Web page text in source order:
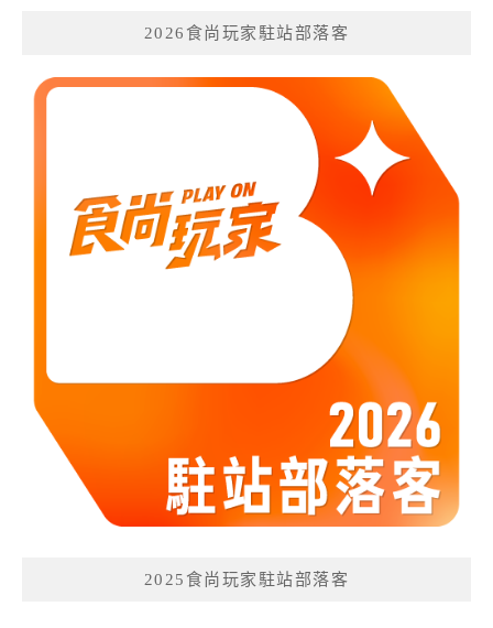
2026食尚玩家駐站部落客
2025食尚玩家駐站部落客